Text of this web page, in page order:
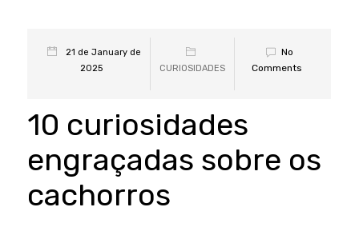
21 de January de
2025
CURIOSIDADES
No
Comments
10 curiosidades
engraçadas sobre os
cachorros